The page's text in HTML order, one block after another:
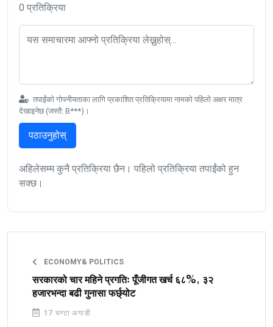
0 प्रतिक्रिया
तपाईंको गोपनीयताका लागि प्रकाशित प्रतिक्रियामा नामको पहिलो अक्षर मात्र
देखाइनेछ (जस्तै: B***)।
पठाउनुहोस्
अहिलेसम्म कुनै प्रतिक्रिया छैन। पहिलो प्रतिक्रिया तपाईंको हुन
सक्छ।
ECONOMY& POLITICS
सरकारको चार महिने प्रगतिः पूँजीगत खर्च ६८%, ३२
हजारभन्दा बढी गुनासा फर्छ्योट
17 घण्टा अगाडी